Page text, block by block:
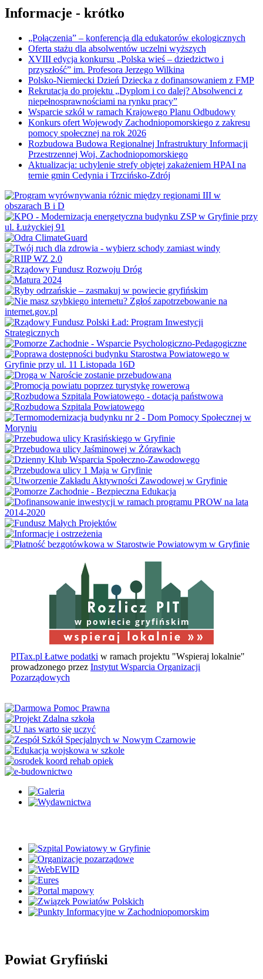
Informacje - krótko
„Połączenia” – konferencja dla edukatorów ekologicznych
Oferta stażu dla absolwentów uczelni wyższych
XVIII edycja konkursu „Polska wieś – dziedzictwo i
przyszłość” im. Profesora Jerzego Wilkina
Polsko-Niemiecki Dzień Dziecka z dofinansowaniem z FMP
Rekrutacja do projektu „Dyplom i co dalej? Absolwenci z
niepełnosprawnościami na rynku pracy”
Wsparcie szkół w ramach Krajowego Planu Odbudowy
Konkurs ofert Wojewody Zachodniopomorskiego z zakresu
pomocy społecznej na rok 2026
Rozbudowa Budowa Regionalnej Infrastruktury Informacji
Przestrzennej Woj. Zachodniopomorskiego
Aktualizacja: uchylenie strefy objętej zakażeniem HPAI na
ternie gmin Cedynia i Trzcińsko-Zdrój
w powiecie gryfińskim
PITax.pl Łatwe podatki w ramach projektu "Wspieraj lokalnie"
prowadzonego przez Instytut Wsparcia Organizacji
Pozarządowych
Powiat Gryfiński